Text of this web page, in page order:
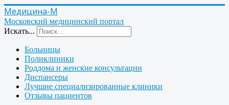
Медицина-М
Московский медицинский портал
Искать...
Больницы
Поликлиники
Роддома и женские консультации
Диспансеры
Лучшие специализированные клиники
Отзывы пациентов